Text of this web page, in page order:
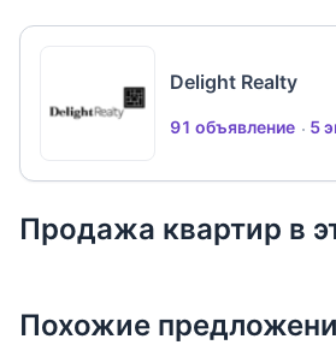
Delight Realty
91 объявление 5
Продажа квартир в
Похожие